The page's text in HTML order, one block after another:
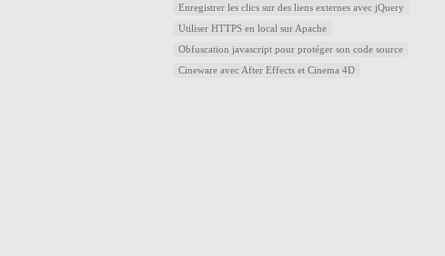
Enregistrer les clics sur des liens externes avec jQuery
Utiliser HTTPS en local sur Apache
Obfuscation javascript pour protéger son code source
Cineware avec After Effects et Cinema 4D